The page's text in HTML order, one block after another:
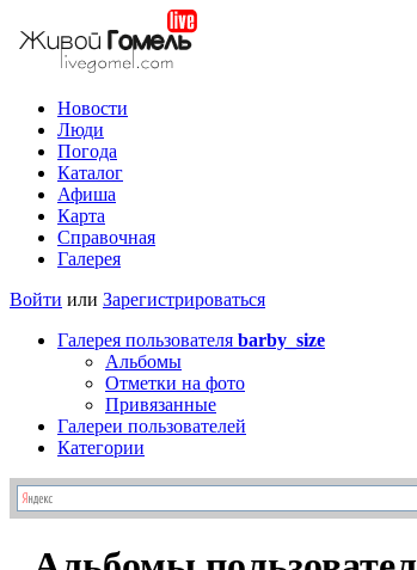
Новости
Люди
Погода
Каталог
Афиша
Карта
Справочная
Галерея
Войти или Зарегистрироваться
Галерея пользователя barby_size
Альбомы
Отметки на фото
Привязанные
Галереи пользователей
Категории